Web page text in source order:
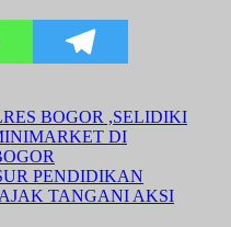
BOGOR ,SELIDIKI
DI
PENDIDIKAN
TANGANI AKSI